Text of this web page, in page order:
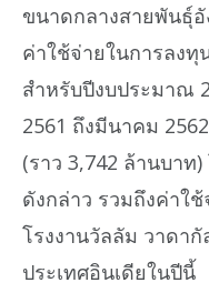
ขนาดกลางสายพันธุ์
ค่าใช้จ่ายในการลง
สำหรับปีงบประมาณ
2561 ถึงมีนาคม
(ราว 3,742 ล้านบาท
ดังกล่าว รวมถึงค่าใ
โรงงานวัลลัม วาดา
ประเทศอินเดียในปีนี้